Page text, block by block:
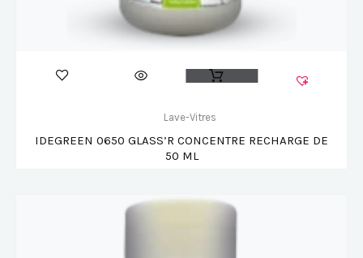
Lave-Vitres
IDEGREEN 0650 GLASS’R CONCENTRE RECHARGE DE
50 ML